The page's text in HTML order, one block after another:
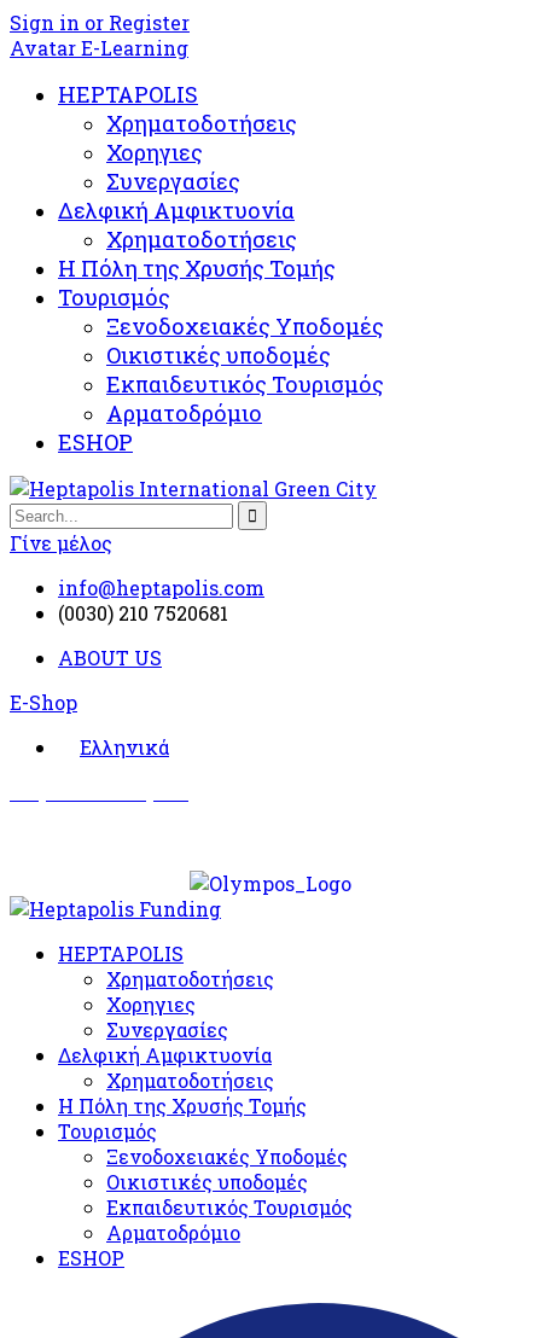
Sign in or Register
Avatar E-Learning
HEPTAPOLIS
Χρηματοδοτήσεις
Χορηγιες
Συνεργασίες
Δελφική Αμφικτυονία
Χρηματοδοτήσεις
Η Πόλη της Χρυσής Τομής
Τουρισμός
Ξενοδοχειακές Υποδομές​
Oικιστικές υποδομές
Εκπαιδευτικός Τουρισμός
Αρματοδρόμιο
ESHOP
Γίνε μέλος
info@heptapolis.com
(0030) 210 7520681
ABOUT US
E-Shop
Ελληνικά
HEPTAPOLIS
Χρηματοδοτήσεις
Χορηγιες
Συνεργασίες
Δελφική Αμφικτυονία
Χρηματοδοτήσεις
Η Πόλη της Χρυσής Τομής
Τουρισμός
Ξενοδοχειακές Υποδομές​
Oικιστικές υποδομές
Εκπαιδευτικός Τουρισμός
Αρματοδρόμιο
ESHOP